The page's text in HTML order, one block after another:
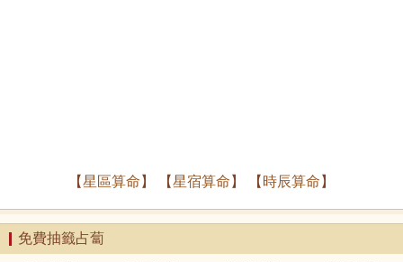
【星區算命 】 【星宿算命 】 【 時辰算命 】
免費抽籤占蔔